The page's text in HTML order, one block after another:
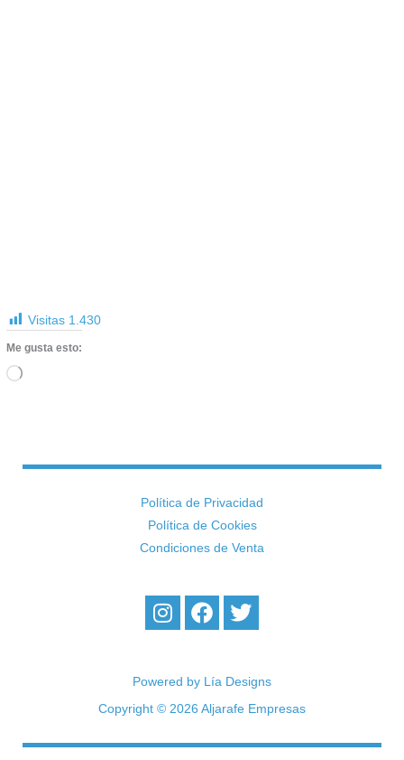
Visitas 1.430
Me gusta esto:
Cargando...
Política de Privacidad
Política de Cookies
Condiciones de Venta
n
s
a
r
a
a
c
b
o
k
w
i
t
r
Powered by Lía Designs
Copyright © 2026 Aljarafe Empresas